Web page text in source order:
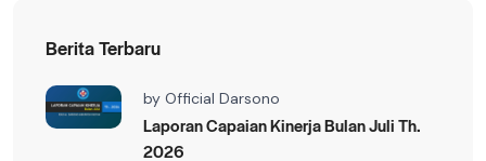
Berita Terbaru
by Official Darsono
Laporan Capaian Kinerja Bulan Juli Th.
2026